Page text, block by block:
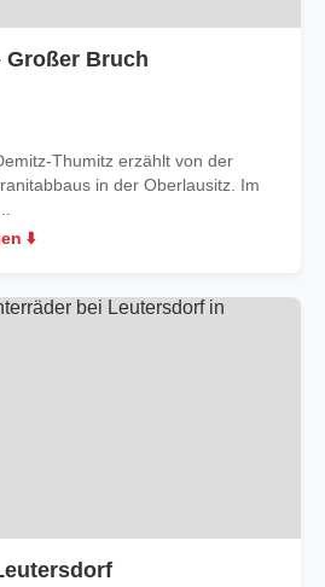
Großer Bruch
Thumitz erzählt von der
in der Oberlausitz. Im
⬇️
in